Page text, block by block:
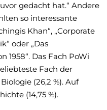
gedacht hat.“ Andere
so interessante
Khan“, „Corporate
oder „Das
1958“. Das Fach PoWi
Fach der
(26,2 %). Auf
(14,75 %).